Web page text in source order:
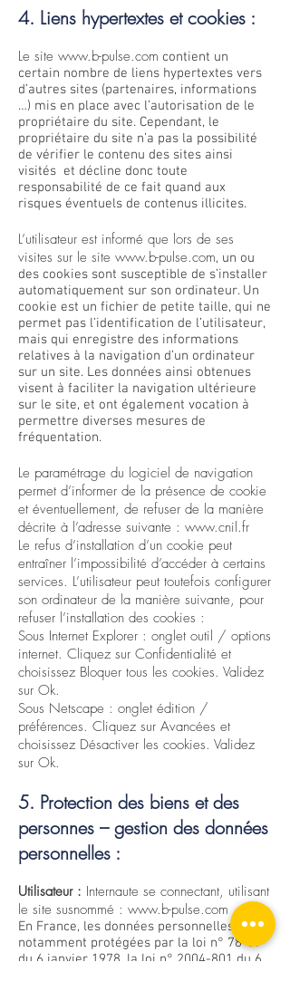
4. Liens hypertextes et cookies :
Le site www.b-pulse.com contient un
certain nombre de liens hypertextes vers
d’autres sites (partenaires, informations
…) mis en place avec l’autorisation de le
propriétaire du site. Cependant, le
propriétaire du site n’a pas la possibilité
de vérifier le contenu des sites ainsi
visités et décline donc toute
responsabilité de ce fait quand aux
risques éventuels de contenus illicites.
L’utilisateur est informé que lors de ses
visites sur le site www.b-pulse.com, un ou
des cookies sont susceptible de s’installer
automatiquement sur son ordinateur. Un
cookie est un fichier de petite taille, qui ne
permet pas l’identification de l’utilisateur,
mais qui enregistre des informations
relatives à la navigation d’un ordinateur
sur un site. Les données ainsi obtenues
visent à faciliter la navigation ultérieure
sur le site, et ont également vocation à
permettre diverses mesures de
fréquentation.
Le paramétrage du logiciel de navigation
permet d’informer de la présence de cookie
et éventuellement, de refuser de la manière
décrite à l’adresse suivante : www.cnil.fr
Le refus d’installation d’un cookie peut
entraîner l’impossibilité d’accéder à certains
services. L’utilisateur peut toutefois configurer
son ordinateur de la manière suivante, pour
refuser l’installation des cookies :
Sous Internet Explorer : onglet outil / options
internet. Cliquez sur Confidentialité et
choisissez Bloquer tous les cookies. Validez
sur Ok.
Sous Netscape : onglet édition /
préférences. Cliquez sur Avancées et
choisissez Désactiver les cookies. Validez
sur Ok.
5. Protection des biens et des
personnes – gestion des données
personnelles :
Utilisateur : Internaute se connectant, utilisant
le site susnommé : www.b-pulse.com
En France, les données personnelles sont
notamment protégées par la loi n° 78-87
du 6 janvier 1978, la loi n° 2004-801 du 6